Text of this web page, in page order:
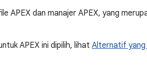
APEX dan manajer APEX, yang
APEX ini dipilih, lihat Alternatif yang